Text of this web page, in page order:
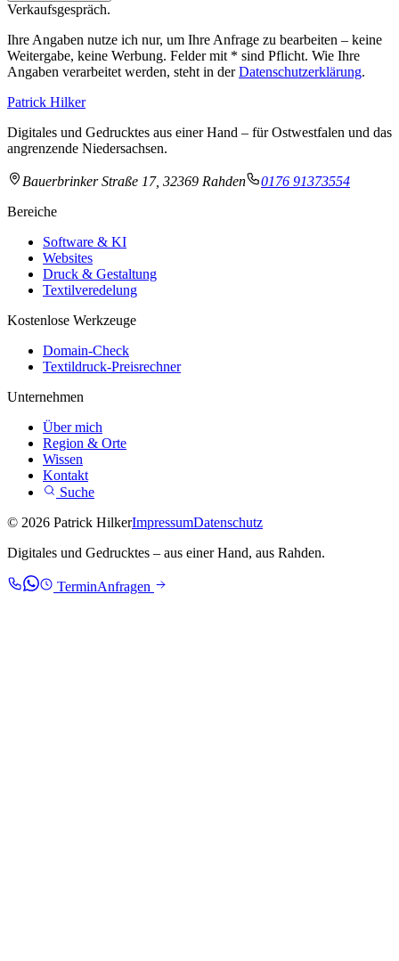
Verkaufsgespräch.
Ihre Angaben nutze ich nur, um Ihre Anfrage zu bearbeiten – keine
Weitergabe, keine Werbung. Felder mit * sind Pflicht. Wie Ihre
Angaben verarbeitet werden, steht in derDatenschutzerklärung.
Patrick Hilker
Digitales und Gedrucktes aus einer Hand – für Ostwestfalen und das
angrenzende Niedersachsen.
Bauerbrinker Straße 17, 32369 Rahden
0176 91373554
Bereiche
Software & KI
Websites
Druck & Gestaltung
Textilveredelung
Kostenlose Werkzeuge
Domain-Check
Textildruck-Preisrechner
Unternehmen
Über mich
Region & Orte
Wissen
Kontakt
Suche
© 2026 Patrick HilkerImpressumDatenschutz
Digitales und Gedrucktes – aus einer Hand, aus Rahden.
TerminAnfragen